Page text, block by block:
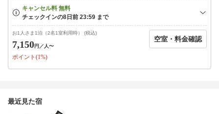
お1人さま1泊（2名1室利用時） (税込)
7,150円 ／人〜
ポイント(1%)
空室・料金確認
最近見た宿